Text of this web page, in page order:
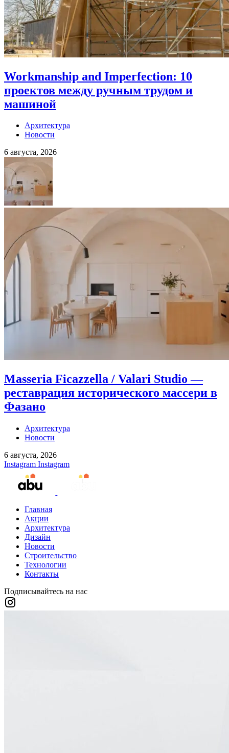
Workmanship and Imperfection: 10
проектов между ручным трудом и
машиной
Архитектура
Новости
6 августа, 2026
Masseria Ficazzella / Valari Studio —
реставрация исторического массери в
Фазано
Архитектура
Новости
6 августа, 2026
Instagram Instagram
Главная
Акции
Архитектура
Дизайн
Новости
Строительство
Технологии
Контакты
Подписывайтесь на нас